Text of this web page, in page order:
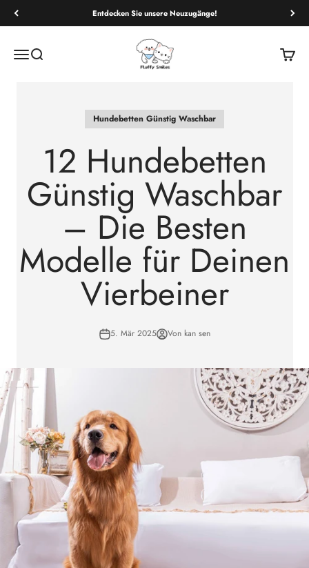
Entdecken Sie unsere Neuzugänge!
Navigationsmenü öffnen
Suche öffnen
Fluffy Smiles
Hundebetten Günstig Waschbar
12 Hundebetten
Günstig Waschbar
– Die Besten
Modelle für Deinen
Vierbeiner
5. Mär 2025 Von kan sen